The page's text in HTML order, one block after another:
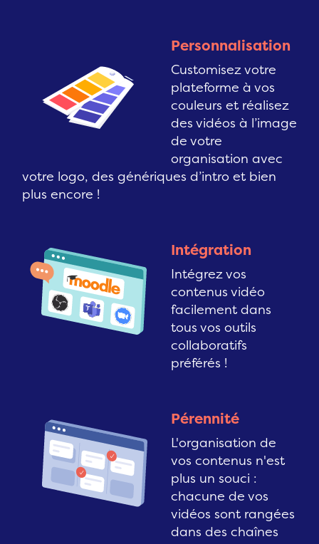
Personnalisation
Customisez votre
plateforme à vos
couleurs et réalisez
des vidéos à l’image
de votre
organisation avec
votre logo, des génériques d’intro et bien
plus encore !
Intégration
Intégrez vos
contenus vidéo
facilement dans
tous vos outils
collaboratifs
préférés !
Pérennité
L'organisation de
vos contenus n'est
plus un souci :
chacune de vos
vidéos sont rangées
dans des chaînes